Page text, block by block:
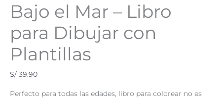
Bajo el Mar – Libro
para Dibujar con
Plantillas
S/ 39.90
Perfecto para todas las edades, libro para colorear no es